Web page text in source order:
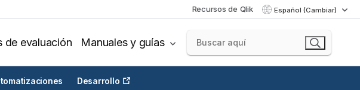
Recursos de Qlik Español (Cambiar)
de evaluación Manuales y guías
Desarrollo